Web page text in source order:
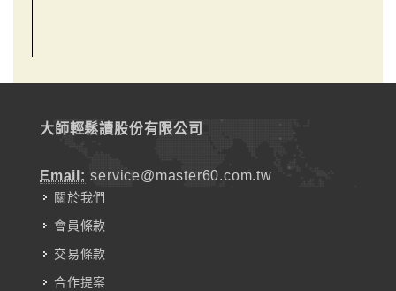
大師輕鬆讀股份有限公司
Email: service@master60.com.tw
關於我們
會員條款
交易條款
合作提案